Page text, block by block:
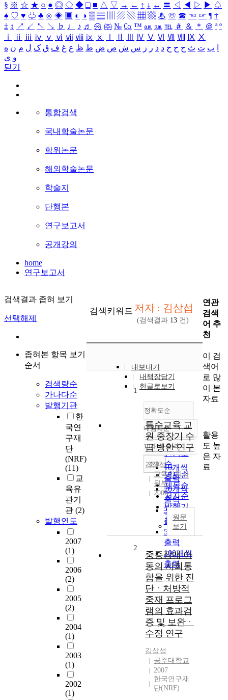
§ ※ ☆ ★ ○ ● ◎ ◇ ◆ □ ■ △ ▽ → ← ↑ ↓ ↔ 〓 ◁ ◀ ▷ ▶ ♤
♠ ♡ ♥ ♧ ♣ ⊙ ◈ ▣ ◐ ◑ ▒ ▤ ▨ ▧ ▦ ▩ ♨ ☏ ☎ ☜ ☞ ¶ †
‡ ↕ ↗ ↙ ↖ ↘ ♭ ♩ ♪ ♬ ㉿ ㈜ № ㏇ ™ ㏂ ㏘ ℡ ＃ ＆ ＊ ＠ ª º
ⅰ
ⅱ ⅲ ⅳ ⅴ ⅵ ⅶ ⅷ ⅸ ⅹ Ⅳ Ⅴ Ⅵ Ⅶ Ⅷ Ⅸ Ⅹ
ب ت ث ج ح خ د ذ ر ز س ش ص ض ط ظ ع غ ف ق ک ل م ن ه
و ی
닫기
통합검색
국내학술논문
학위논문
해외학술논문
학술지
단행본
연구보고서
공개강의
home
연구보고서
검색결과 좁혀 보기
선택해제
좁혀본 항목 보기
순서
검색량순
가나다순
발행기관
한
국연
구재
단
(NRF)
(11)
교
육유
관기
관 (2)
발행연도
2007
(1)
2006
(2)
2005
(2)
2004
(1)
2003
(1)
2002
(1)
검색키워드 저자 : 김삼섭
(검색결과 13 건)
내보내기
내책장담기
한글로보기
정확도순
정확도
순
인기도
순
연도순
제목순
저자순
발행기
관순
내림차순
내림차순
10개씩 출력
10개씩
출력
20개씩
출력
30개씩
출력
50개씩
출력
100개씩
출력
조회
1
특수교육 교
원 중장기 수
급 방안 연구
김삼섭
교육인적자
원부
2006
원문
보기
2
중증장애 아
동의 사회통
합을 위한 진
단ㆍ처방적
중재 프로그
램의 효과검
증 및 보완ㆍ
수정 연구
김삼섭
공주대학교
2007
한국연구재
단(NRF)
연관
검색
어 추
천
이 검
색어
로 많
이 본
자료
활용
도 높
은 자
료